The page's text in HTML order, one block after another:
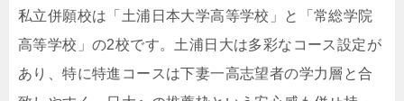
私立併願校は「土浦日本大学高等学校」と「常総学院
高等学校」の2校です。土浦日大は多彩なコース設定が
あり、特に特進コースは下妻一高志望者の学力層と合